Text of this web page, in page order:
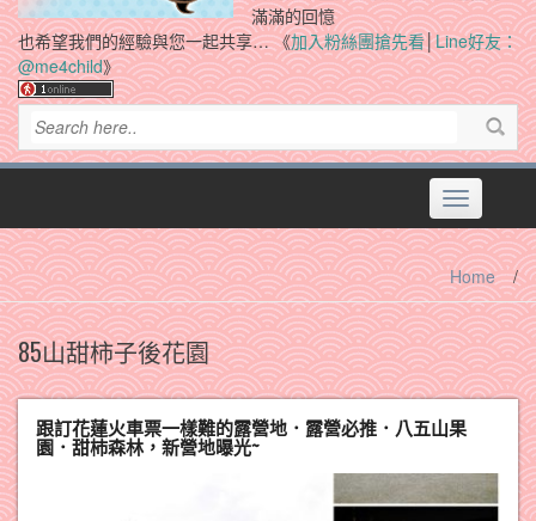
滿滿的回憶
也希望我們的經驗與您一起共享… 《加入粉絲團搶先看│Line好友：
@me4child》
Toggle
navigation
Home /
85山甜柿子後花園
跟訂花蓮火車票一樣難的露營地．露營必推．八五山果
園．甜杮森林，新營地曝光~